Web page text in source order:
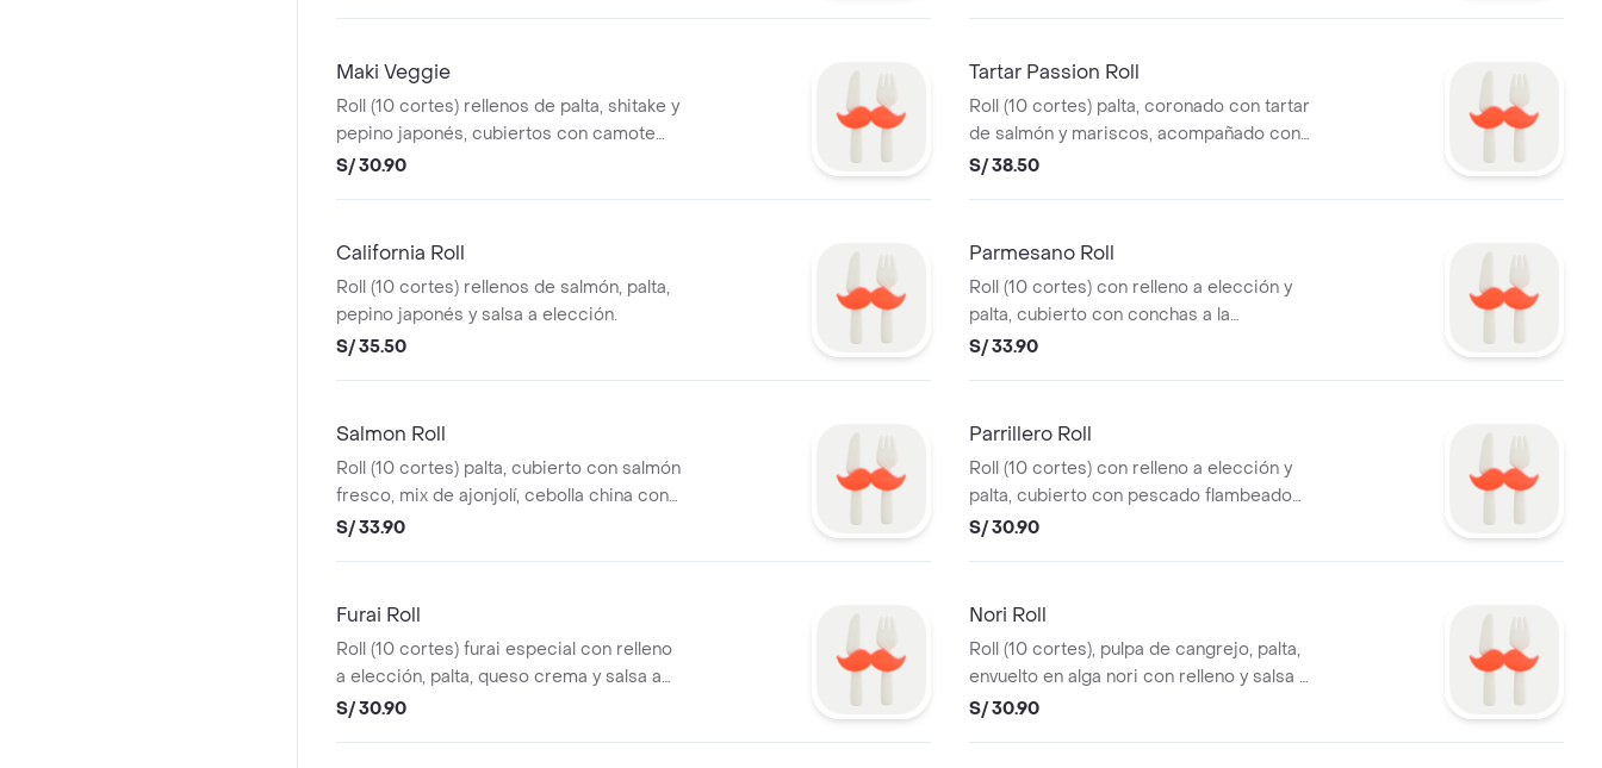
Maki Veggie
Roll (10 cortes) rellenos de palta, shitake y
pepino japonés, cubiertos con camote
crocante, salsa acevichada y salsa a
S/ 30.90
Tartar Passion Roll
Roll (10 cortes) palta, coronado con tartar
de salmón y mariscos, acompañado con
salsa y relleno a elección.
S/ 38.50
California Roll
Roll (10 cortes) rellenos de salmón, palta,
pepino japonés y salsa a elección.
S/ 35.50
Parmesano Roll
Roll (10 cortes) con relleno a elección y
palta, cubierto con conchas a la
parmesan, gotas de limón y salsa a
S/ 33.90
Salmon Roll
Roll (10 cortes) palta, cubierto con salmón
fresco, mix de ajonjolí, cebolla china con
relleno y salsa a elección.
S/ 33.90
Parrillero Roll
Roll (10 cortes) con relleno a elección y
palta, cubierto con pescado flambeado
en salsa parrillera y salsa a elección.
S/ 30.90
Furai Roll
Roll (10 cortes) furai especial con relleno
a elección, palta, queso crema y salsa a
elección.
S/ 30.90
Nori Roll
Roll (10 cortes), pulpa de cangrejo, palta,
envuelto en alga nori con relleno y salsa a
elección.
S/ 30.90